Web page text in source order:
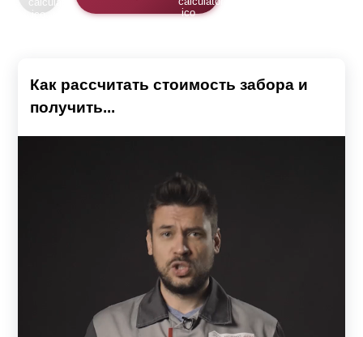
Как рассчитать стоимость забора и
получить...